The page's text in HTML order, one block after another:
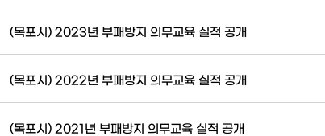
(목포시) 2023년 부패방지 의무교육 실적 공개
(목포시) 2022년 부패방지 의무교육 실적 공개
(목포시) 2021년 부패방지 의무교육 실적 공개